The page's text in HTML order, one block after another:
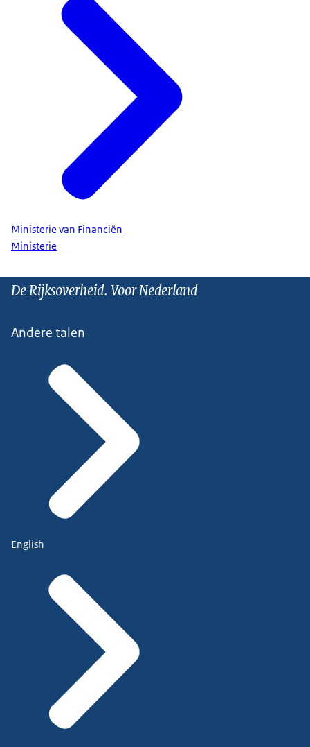
Ministerie van Financiën
Ministerie
De Rijksoverheid. Voor Nederland
Andere talen
English